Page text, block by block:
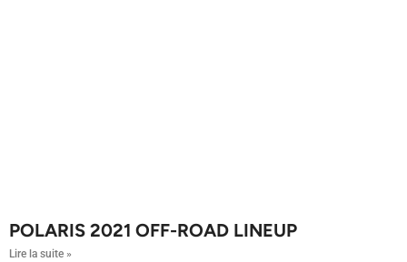
POLARIS 2021 OFF-ROAD LINEUP
Lire la suite »